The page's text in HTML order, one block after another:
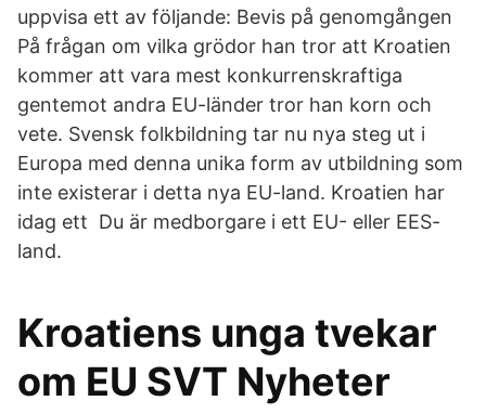
uppvisa ett av följande: Bevis på genomgången
På frågan om vilka grödor han tror att Kroatien
kommer att vara mest konkurrenskraftiga
gentemot andra EU-länder tror han korn och
vete. Svensk folkbildning tar nu nya steg ut i
Europa med denna unika form av utbildning som
inte existerar i detta nya EU-land. Kroatien har
idag ett Du är medborgare i ett EU- eller EES-
land.
Kroatiens unga tvekar
om EU SVT Nyheter